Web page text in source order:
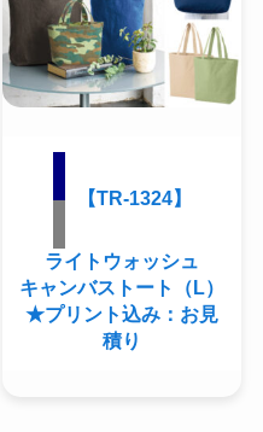
【TR-1324】
ライトウォッシュ
キャンバストート（L）
★プリント込み：お見
積り